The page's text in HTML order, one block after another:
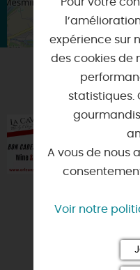
VOUS
45000 -
Depuis
expérience sur
des cookies de
statistiques.
A vous de nous
Voir notre